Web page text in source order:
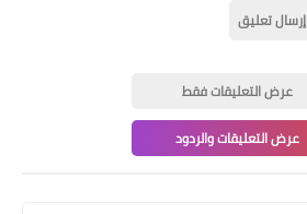
إرسال تعليق
عرض التعليقات فقط
عرض التعليقات والردود